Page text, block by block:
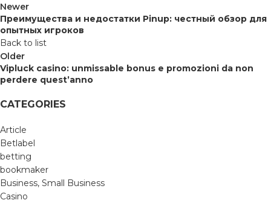
Newer
Преимущества и недостатки Pinup: честный обзор для
опытных игроков
Back to list
Older
Vipluck casino: unmissable bonus e promozioni da non
perdere quest’anno
CATEGORIES
Article
Betlabel
betting
bookmaker
Business, Small Business
Casino